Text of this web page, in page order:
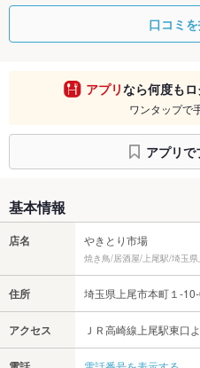
口コミ
アプリなら何度も
ワンタップで
アプリで
基本情報
店名 やきとり市場
焼き鳥/居酒屋/上尾駅/埼玉
住所 埼玉県上尾市本町１-
アクセス ＪＲ高崎線上尾駅東口